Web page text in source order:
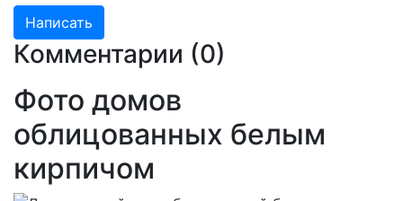
Комментарии (0)
Фото домов
облицованных белым
кирпичом